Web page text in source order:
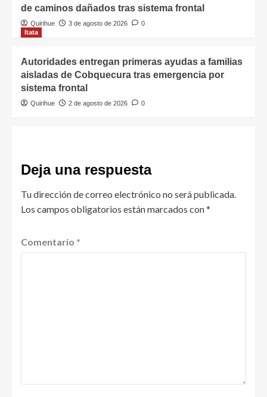
de caminos dañados tras sistema frontal
Quirihue 3 de agosto de 2026
0
Itata
Autoridades entregan primeras ayudas a familias
aisladas de Cobquecura tras emergencia por
sistema frontal
Quirihue 2 de agosto de 2026 0
Deja una respuesta
Tu dirección de correo electrónico no será publicada.
Los campos obligatorios están marcados con*
Comentario *